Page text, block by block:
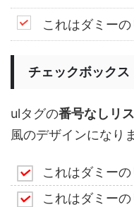
これはダミー
チェックボックス
ulタグの番号なしリ
風のデザインになり
これはダミー
これはダミー